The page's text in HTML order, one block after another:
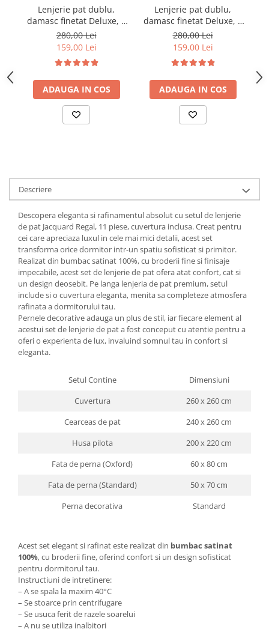
Lenjerie pat dublu,
damasc finetat Deluxe, 6
piese, cearceaf pat cu
elastic, Alb
280,00 Lei
159,00 Lei
ADAUGA IN COS
Lenjerie pat dublu,
damasc finetat Deluxe, 6
piese, cearceaf pat cu
elastic, Maro
280,00 Lei
159,00 Lei
ADAUGA IN COS
Descriere
Descopera eleganta si rafinamentul absolut cu setul de lenjerie
de pat Jacquard Regal, 11 piese, cuvertura inclusa. Creat pentru
cei care apreciaza luxul in cele mai mici detalii, acest set
transforma orice dormitor intr-un spatiu sofisticat si primitor.
Realizat din bumbac satinat 100%, cu broderii fine si finisaje
impecabile, acest set de lenjerie de pat ofera atat confort, cat si
un design deosebit. Pe langa lenjeria de pat premium, setul
include si o cuvertura eleganta, menita sa completeze atmosfera
rafinata a dormitorului tau.
Pernele decorative adauga un plus de stil, iar fiecare element al
acestui set de lenjerie de pat a fost conceput cu atentie pentru a
oferi o experienta de lux, invaluind somnul tau in confort si
eleganta.
Setul Contine Dimensiuni
Cuvertura
260 x 260 cm
Cearceas de pat
240 x 260 cm
Husa pilota
200 x 220 cm
Fata de perna (Oxford)
60 x 80 cm
Fata de perna (Standard)
50 x 70 cm
Perna decorativa
Standard
Acest set elegant si rafinat este realizat din bumbac satinat
100%, cu broderii fine, oferind confort si un design sofisticat
pentru dormitorul tau.
Instructiuni de intretinere:
– A se spala la maxim 40°C
– Se stoarce prin centrifugare
– Se usuca ferit de razele soarelui
– A nu se utiliza inalbitori